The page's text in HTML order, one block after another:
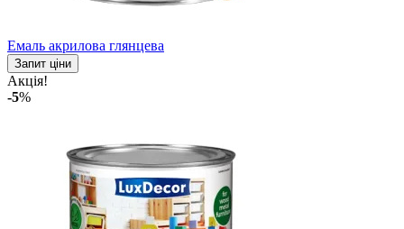
Емаль акрилова глянцева
Запит ціни
Акція!
-5%